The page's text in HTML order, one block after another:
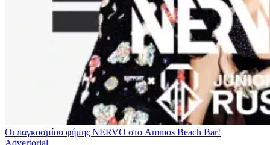
Οι παγκοσμίου φήμης NERVO στο Ammos Beach Bar!
Advertorial